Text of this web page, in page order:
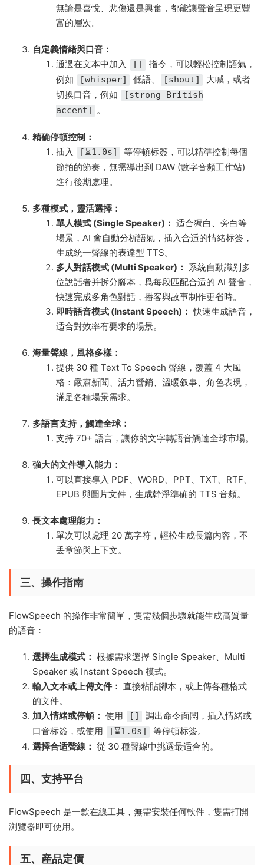
無論是喜悅、悲傷還是興奮，都能讓聲音呈現更豐
富的層次。
自定義情緒與口音：
通過在文本中加入
[]
指令，可以輕松控制語氣，
例如
[whisper] 低語、 [shout]
大喊，或者
切換口音，例如
[strong British
accent] 。
精确停頓控制：
插入
[⌛1.0s]
等停頓标簽，可以精準控制每個
節拍的節奏，無需導出到 DAW (數字音頻工作站)
進行後期處理。
多種模式，靈活選擇：
單人模式 (Single Speaker)： 适合獨白、旁白等
場景，AI 會自動分析語氣，插入合适的情緒标簽，
生成統一聲線的表達型 TTS。
多人對話模式 (Multi Speaker)： 系統自動識别多
位說話者并拆分腳本，爲每段匹配合适的 AI 聲音，
快速完成多角色對話，播客與故事制作更省時。
即時語音模式 (Instant Speech)： 快速生成語音，
适合對效率有要求的場景。
海量聲線，風格多樣：
提供 30 種 Text To Speech 聲線，覆蓋 4 大風
格：嚴肅新聞、活力營銷、溫暖叙事、角色表現，
滿足各種場景需求。
多語言支持，觸達全球：
支持 70+ 語言，讓你的文字轉語音觸達全球市場。
強大的文件導入能力：
可以直接導入 PDF、WORD、PPT、TXT、RTF、
EPUB 與圖片文件，生成幹淨準确的 TTS 音頻。
長文本處理能力：
單次可以處理 20 萬字符，輕松生成長篇内容，不
丢章節與上下文。
三、操作指南
FlowSpeech 的操作非常簡單，隻需幾個步驟就能生成高質量
的語音：
選擇生成模式： 根據需求選擇 Single Speaker、Multi
Speaker 或 Instant Speech 模式。
輸入文本或上傳文件： 直接粘貼腳本，或上傳各種格式
的文件。
加入情緒或停頓： 使用 []
調出命令面闆，插入情緒或
口音标簽，或使用
[⌛1.0s]
等停頓标簽。
選擇合适聲線： 從 30 種聲線中挑選最适合的。
四、支持平台
FlowSpeech 是一款在線工具，無需安裝任何軟件，隻需打開
浏覽器即可使用。
五、産品定價